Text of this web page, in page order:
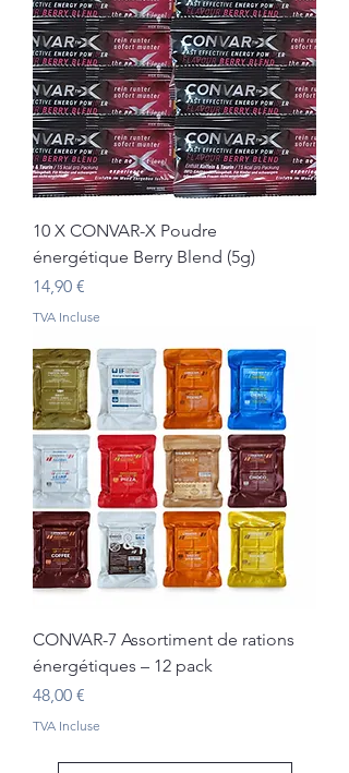
10 X CONVAR-X Poudre
énergétique Berry Blend (5g)
Prix
14,90 €
TVA Incluse
CONVAR-7 Assortiment de rations
énergétiques – 12 pack
Prix
48,00 €
TVA Incluse